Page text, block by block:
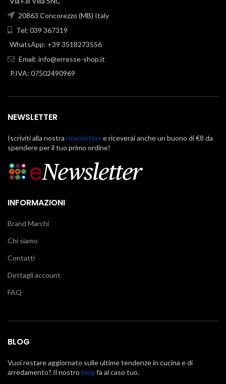
20863 Concorezzo (MB) Italy
Tel: 039 367319
WhatsApp: +39 3518273556
Email: info@erresse-shop.it
P.IVA: 07502490969
NEWSLETTER
Iscriviti alla nostra newslettere riceverai anche un buono di €8 da
spendere per il tuo primo ordine!
INFORMAZIONI
Brand Marchi
Chi siamo
Contatti
Dettagli account
FAQ
BLOG
Vuoi restare aggiornato sulle ultime tendenze in cucina e di
arredamento? Il nostro blogfa al caso tuo.